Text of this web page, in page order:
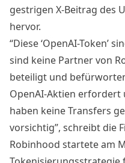
gestrigen X-Beitrag des
hervor.
“Diese ‘OpenAI-Token’
sind keine Partner von
beteiligt und
OpenAI-Aktien erfordert
haben keine Transfers
vorsichtig”, schreibt die
Robinhood startete am